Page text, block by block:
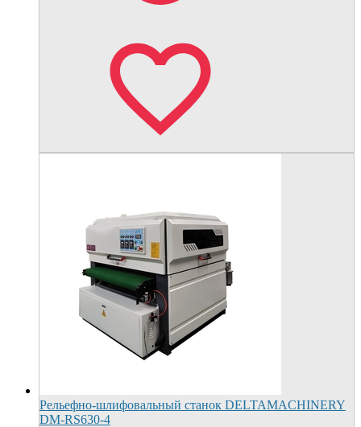
Рельефно-шлифовальный станок DELTAMACHINERY
DM-RS630-4